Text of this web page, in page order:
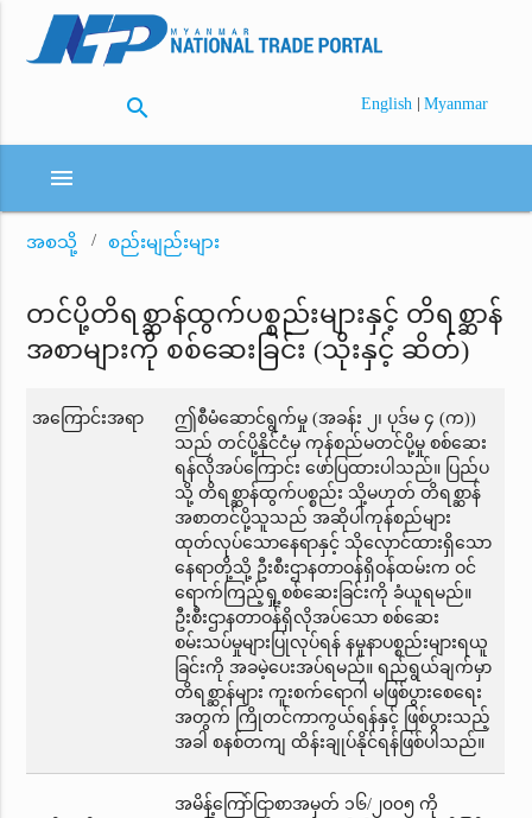
search English | Myanmar
menu
အစသို့ စည်းမျည်းများ
တင်ပို့တိရစ္ဆာန်ထွက်ပစ္စည်းများနှင့် တိရစ္ဆာန်
အစာများကို စစ်ဆေးခြင်း (သိုးနှင့် ဆိတ်)
အကြောင်းအရာ
ဤစီမံဆောင်ရွက်မှု (အခန်း ၂၊ ပုဒ်မ ၄ (က))
သည် တင်ပို့နိုင်ငံမှ ကုန်စည်မတင်ပို့မှု စစ်ဆေး
ရန်လိုအပ်ကြောင်း ဖော်ပြထားပါသည်။ ပြည်ပ
သို့ တိရစ္ဆာန်ထွက်ပစ္စည်း သို့မဟုတ် တိရစ္ဆာန်
အစာတင်ပို့သူသည် အဆိုပါကုန်စည်များ
ထုတ်လုပ်သောနေရာနှင့် သိုလှောင်ထားရှိသော
နေရာတို့သို့ ဦးစီးဌာနတာဝန်ရှိဝန်ထမ်းက ဝင်
ရောက်ကြည့်ရှု့စစ်ဆေးခြင်းကို ခံယူရမည်။
ဦးစီးဌာနတာဝန်ရှိလိုအပ်သော စစ်ဆေး
စမ်းသပ်မှုများပြုလုပ်ရန် နမူနာပစ္စည်းများရယူ
ခြင်းကို အခမဲ့ပေးအပ်ရမည်။ ရည်ရွယ်ချက်မှာ
တိရစ္ဆာန်များ ကူးစက်ရောဂါ မဖြစ်ပွားစေရေး
အတွက် ကြိုတင်ကာကွယ်ရန်နှင့် ဖြစ်ပွားသည့်
အခါ စနစ်တကျ ထိန်းချုပ်နိုင်ရန်ဖြစ်ပါသည်။
အမိန့်ကြော်ငြာစာအမှတ် ၁၆/၂၀၀၅ ကို